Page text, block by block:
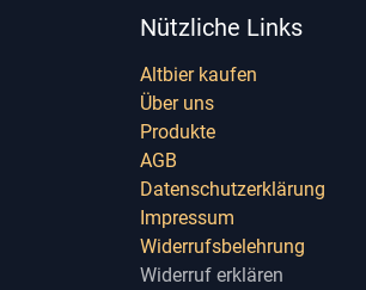
Nützliche Links
Altbier kaufen
Über uns
Produkte
AGB
Datenschutzerklärung
Impressum
Widerrufsbelehrung
Widerruf erklären